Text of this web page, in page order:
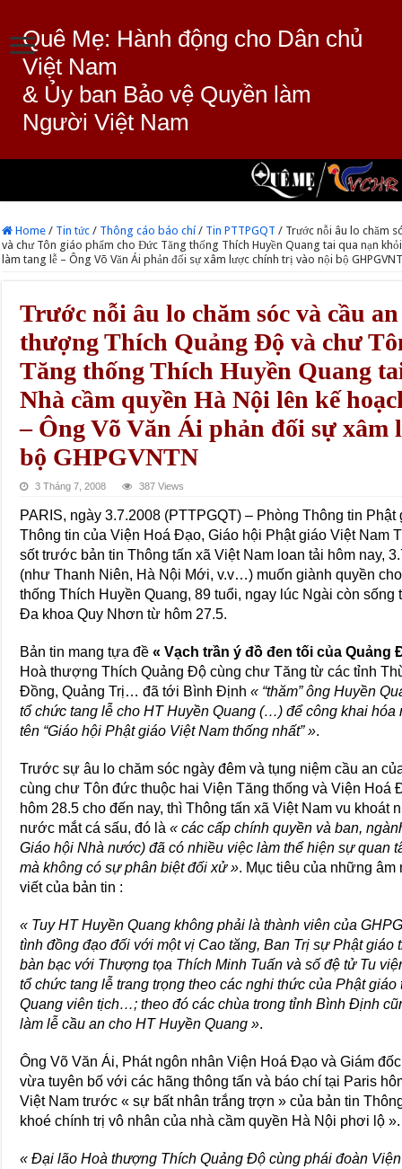
Quê Mẹ: Hành động cho Dân chủ
Việt Nam
& Ủy ban Bảo vệ Quyền làm
Người Việt Nam
Home / Tin tức / Thông cáo báo chí / Tin PTTPGQT / Trước nỗi âu lo chăm
và chư Tôn giáo phẩm cho Đức Tăng thống Thích Huyền Quang tai qua nạn
làm tang lễ – Ông Võ Văn Ái phản đối sự xâm lược chính trị vào nội bộ
Trước nỗi âu lo chăm sóc và cầu
thượng Thích Quảng Độ và chư
Tăng thống Thích Huyền Quang
Nhà cầm quyền Hà Nội lên kế
– Ông Võ Văn Ái phản đối sự
bộ GHPGVNTN
3 Tháng 7, 2008 387 Views
PARIS, ngày 3.7.2008 (PTTPGQT) – Phòng Thông tin
Thông tin của Viện Hoá Đạo, Giáo hội Phật giáo Việt Nam
sốt trước bản tin Thông tấn xã Việt Nam loan tải hôm nay,
(như Thanh Niên, Hà Nội Mới, v.v…) muốn giành quyền
thống Thích Huyền Quang, 89 tuổi, ngay lúc Ngài còn
Đa khoa Quy Nhơn từ hôm 27.5.
Bản tin mang tựa đề« Vạch trần ý đồ đen tối của Quảng
Hoà thượng Thích Quảng Độ cùng chư Tăng từ các tỉnh
Đồng, Quảng Trị… đã tới Bình Định« “thăm” ông Huyền
tổ chức tang lễ cho HT Huyền Quang (…) để công khai hóa
tên “Giáo hội Phật giáo Việt Nam thống nhất” ».
Trước sự âu lo chăm sóc ngày đêm và tụng niệm cầu an
cùng chư Tôn đức thuộc hai Viện Tăng thống và Viện Hoá
hôm 28.5 cho đến nay, thì Thông tấn xã Việt Nam vu
nước mắt cá sấu, đó là« các cấp chính quyền và ban,
Giáo hội Nhà nước) đã có nhiều việc làm thể hiện sự quan
mà không có sự phân biệt đối xử ». Mục tiêu của những
viết của bản tin :
« Tuy HT Huyền Quang không phải là thành viên của
tình đồng đạo đối với một vị Cao tăng, Ban Trị sự Phật
bàn bạc với Thượng tọa Thích Minh Tuấn và số đệ tử Tu
tổ chức tang lễ trang trọng theo các nghi thức của Phật
Quang viên tịch…; theo đó các chùa trong tỉnh Bình Định
làm lễ cầu an cho HT Huyền Quang ».
Ông Võ Văn Ái, Phát ngôn nhân Viện Hoá Đạo và Giám
vừa tuyên bố với các hãng thông tấn và báo chí tại Paris
Việt Nam trước « sự bất nhân trắng trợn » của bản tin
khoé chính trị vô nhân của nhà cầm quyền Hà Nội phơi lộ ».
« Đại lão Hoà thượng Thích Quảng Độ cùng phái đoàn